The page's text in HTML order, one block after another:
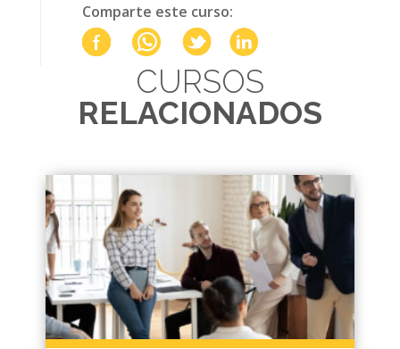
Comparte este curso:
CURSOS
RELACIONADOS